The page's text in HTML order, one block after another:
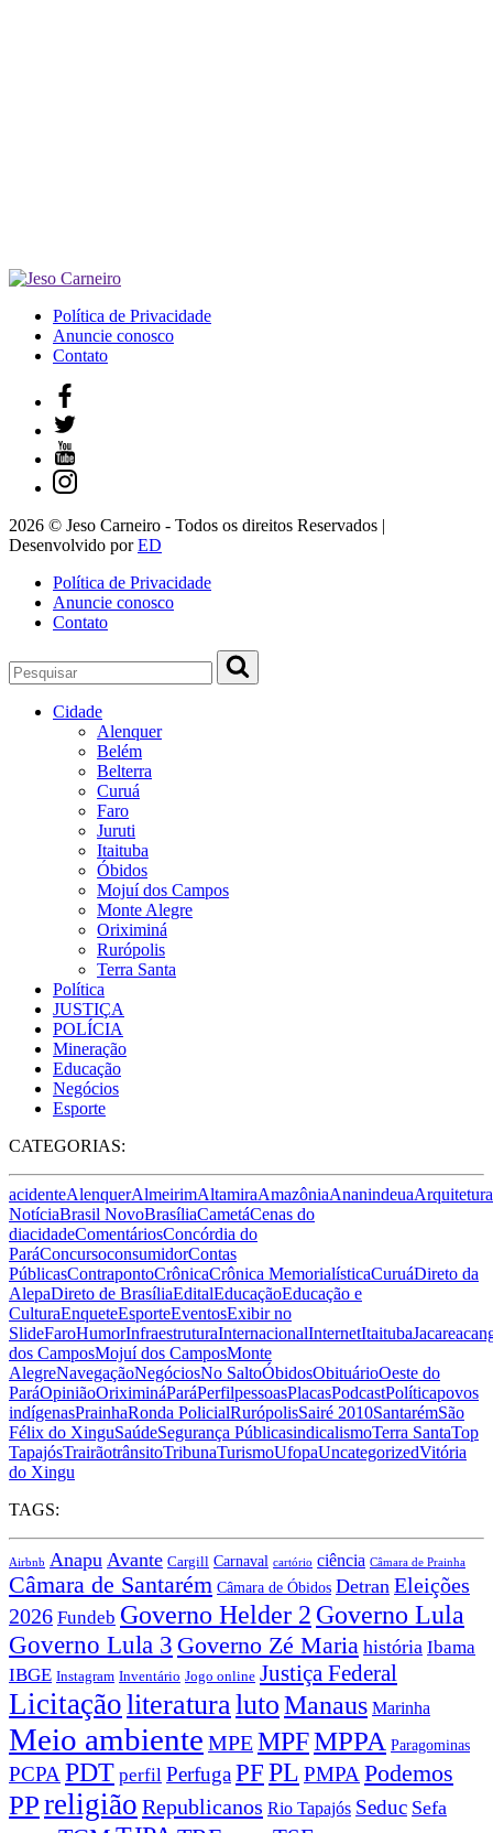
Política de Privacidade
Anuncie conosco
Contato
2026 © Jeso Carneiro - Todos os direitos Reservados |
Desenvolvido porED
Política de Privacidade
Anuncie conosco
Contato
Cidade
Alenquer
Belém
Belterra
Curuá
Faro
Juruti
Itaituba
Óbidos
Mojuí dos Campos
Monte Alegre
Oriximiná
Rurópolis
Terra Santa
Política
JUSTIÇA
POLÍCIA
Mineração
Educação
Negócios
Esporte
CATEGORIAS:
acidenteAlenquerAlmeirimAltamiraAmazôniaAnanindeuaArquitetura
NotíciaBrasil NovoBrasíliaCametáCenas do
diacidadeComentáriosConcórdia do
ParáConcursoconsumidorContas
PúblicasContrapontoCrônicaCrônica MemorialísticaCuruáDireto da
AlepaDireto de BrasíliaEditalEducaçãoEducação e
CulturaEnqueteEsporteEventosExibir no
SlideFaroHumorInfraestruturaInternacionalInternetItaituba
dos CamposMojuí dos CamposMonte
AlegreNavegaçãoNegóciosNo SaltoÓbidosObituárioOeste do
ParáOpiniãoOriximináParáPerfilpessoasPlacasPodcastPolíticapovos
indígenasPrainhaRonda PolicialRurópolisSairé 2010SantarémSão
Félix do XinguSaúdeSegurança PúblicasindicalismoTerra SantaTop
TapajósTrairãotrânsitoTribunaTurismoUfopaUncategorizedVitória
do Xingu
TAGS:
Airbnb Anapu Avante Cargill Carnaval cartório ciência Câmara de Prainha
Câmara de Santarém Câmara de Óbidos Detran Eleições
2026 Fundeb Governo Helder 2 Governo Lula
Governo Lula 3 Governo Zé Maria história Ibama
IBGE Instagram Inventário Jogo online Justiça Federal
LicitaçãoliteraturalutoManaus Marinha
Meio ambiente MPEMPFMPPA Paragominas
PCPAPDT perfil PerfugaPFPL PMPAPodemos
PPreligião Republicanos Rio Tapajós Seduc Sefa